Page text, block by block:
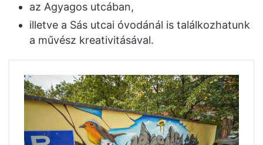
az Agyagos utcában,
illetve a Sás utcai óvodánál is találkozhatunk
a művész kreativitásával.